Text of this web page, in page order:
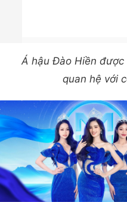
Á hậu Đào Hiền
quan hệ với